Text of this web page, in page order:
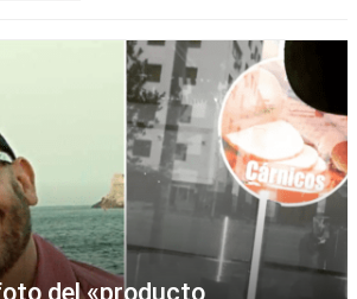
del «producto